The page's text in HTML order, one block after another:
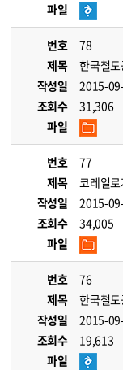
파일
번호
78
제목
한국철
작성일
2015-
조회수
31,306
파일
번호
77
제목
코레일
작성일
2015-
조회수
34,005
파일
번호
76
제목
한국철
작성일
2015-
조회수
19,613
파일